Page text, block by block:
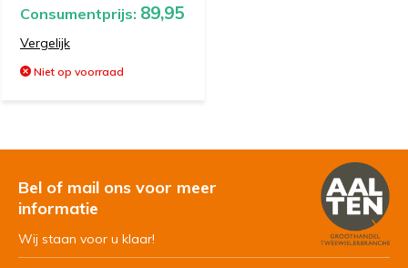
Consumentprijs: 89,95
Vergelijk
Niet op voorraad
Bel of mail ons voor meer
informatie
Wij staan voor u klaar!